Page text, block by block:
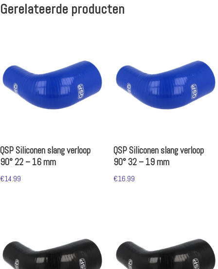
Gerelateerde producten
QSP Siliconen slang verloop
90° 22 – 16 mm
€14.99
QSP Siliconen slang verloop
90° 32 – 19 mm
€16.99